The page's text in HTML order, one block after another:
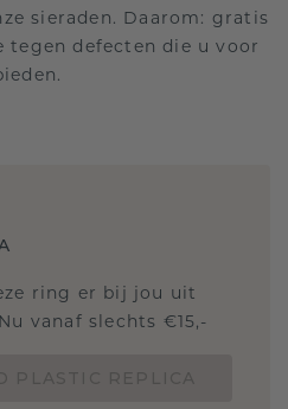
sieraden. Daarom: gratis
tegen defecten die u voor
ring er bij jou uit
vanaf slechts €15,-